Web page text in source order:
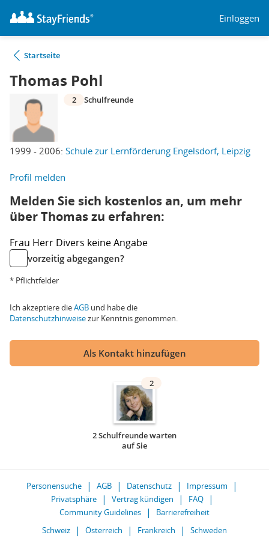
Einloggen
Startseite
Thomas Pohl
1999 - 2006: Schule zur Lernförderung Engelsdorf, Leipzig
2 Schulfreunde
Profil melden
Melden Sie sich kostenlos an, um mehr
über Thomas zu erfahren:
Frau Herr Divers keine Angabe
vorzeitig abgegangen?
* Pflichtfelder
Ich akzeptiere dieAGB und habe die
Datenschutzhinweisezur Kenntnis genommen.
Als Kontakt hinzufügen
2
2 Schulfreunde warten
auf Sie
Personensuche AGB Datenschutz
Impressum
Privatsphäre
Vertrag kündigen
FAQ
Community Guidelines
Barrierefreiheit
Schweiz
Österreich Frankreich Schweden